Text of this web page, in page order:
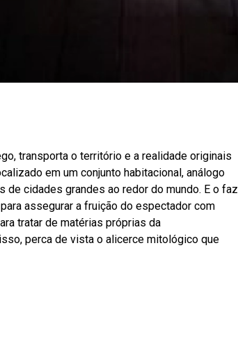
transporta o território e a realidade originais
em um conjunto habitacional, análogo
de cidades grandes ao redor do mundo. E o faz
assegurar a fruição do espectador com
tratar de matérias próprias da
perca de vista o alicerce mitológico que